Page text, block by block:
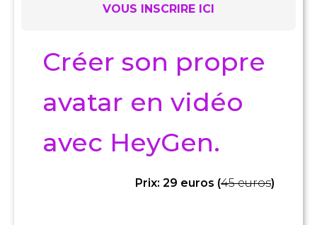
VOUS INSCRIRE ICI
Créer son propre
avatar en vidéo
avec HeyGen.
Prix: 29 euros (45euros)